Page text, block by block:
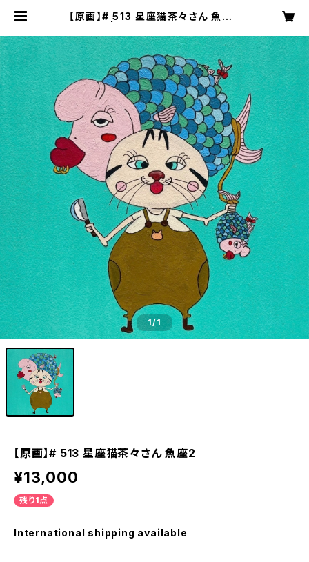
【原画】# 513 星座猫茶々さん 魚座2
1/1
【原画】# 513 星座猫茶々さん 魚座2
¥13,000
残り1点
International shipping available